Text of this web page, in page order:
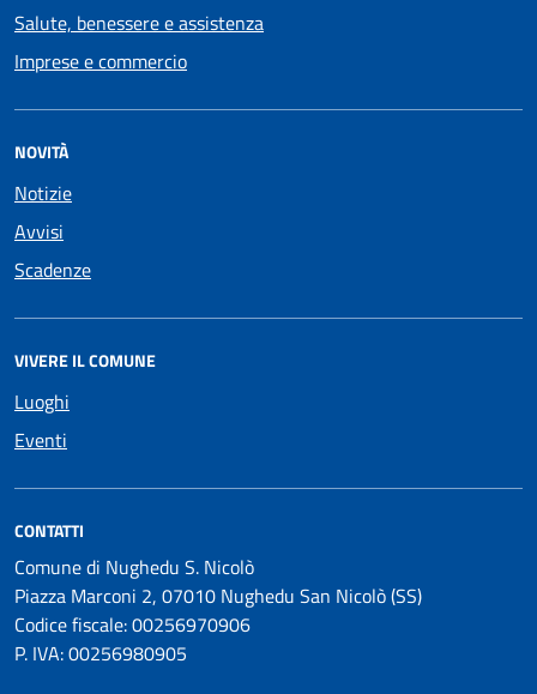
Salute, benessere e assistenza
Imprese e commercio
NOVITÀ
Notizie
Avvisi
Scadenze
VIVERE IL COMUNE
Luoghi
Eventi
CONTATTI
Comune di Nughedu S. Nicolò
Piazza Marconi 2, 07010 Nughedu San Nicolò (SS)
Codice fiscale: 00256970906
P. IVA: 00256980905